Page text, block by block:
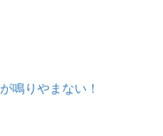
鳴りやまない！